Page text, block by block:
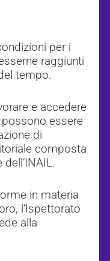
per i
raggiunti
tempo.
e accedere
essere
di
composta
in materia
l’Ispettorato
alla